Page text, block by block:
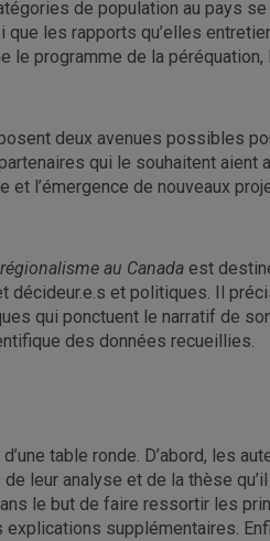
de population au pays
les rapports qu’elles
le programme de la
deux avenues possibles
qui le souhaitent aient
et l’émergence de nouveaux
au Canada est
décideur.e.s et politiques. Il
qui ponctuent le narratif de
des données recueillies.
table ronde. D’abord, les
leur analyse et de la thèse
le but de faire ressortir les
explications supplémentaires.